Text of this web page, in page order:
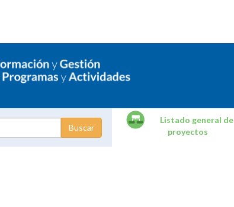
Listado general de
proyectos